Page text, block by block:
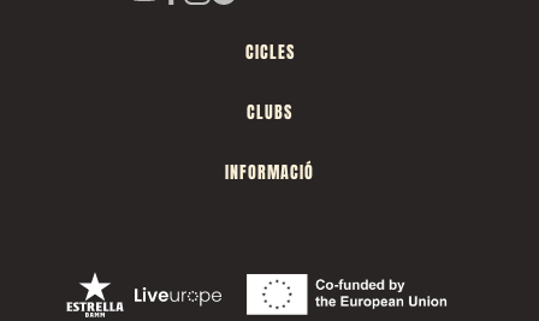
CICLES
CLUBS
INFORMACIÓ